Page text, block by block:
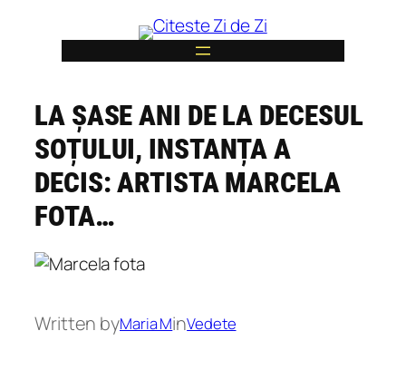
content
LA ȘASE ANI DE LA DECESUL
SOȚULUI, INSTANȚA A
DECIS: ARTISTA MARCELA
FOTA…
Written byMaria MinVedete
6